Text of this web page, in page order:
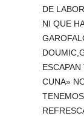
DE
NI QUE
CUNA»